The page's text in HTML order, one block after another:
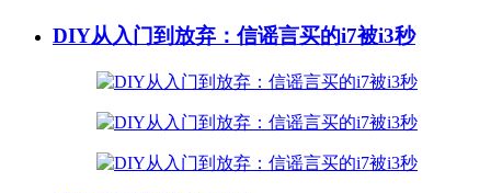
DIY从入门到放弃：信谣言买的i7被i3秒